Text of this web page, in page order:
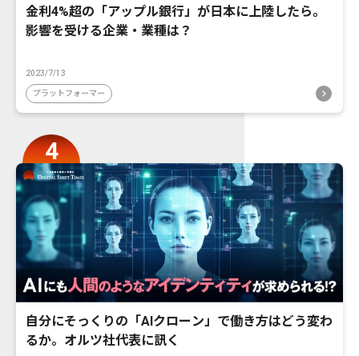
金利4%超の「アップル銀行」が日本に上陸したら。
影響を受ける企業・業種は？
2023/7/13
プラットフォーマー
自分にそっくりの「AIクローン」で働き方はどう変わ
るか。オルツ社代表に訊く